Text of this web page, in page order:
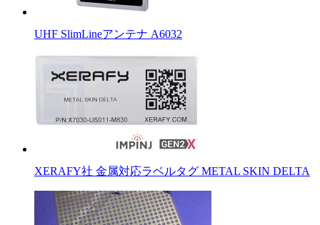
UHF SlimLineアンテナ A6032
XERAFY社 金属対応ラベルタグ METAL SKIN DELTA